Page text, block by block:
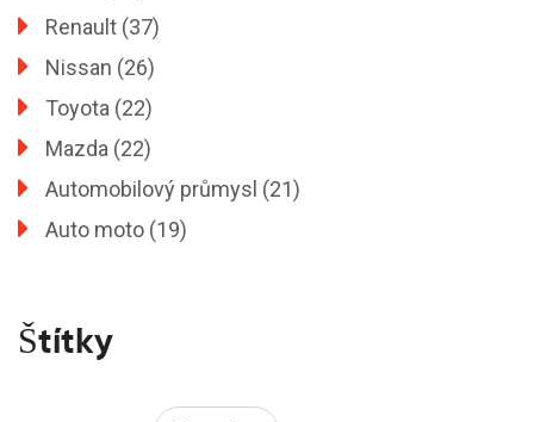
Renault (37)
Nissan (26)
Toyota (22)
Mazda (22)
Automobilový průmysl (21)
Auto moto (19)
Štítky